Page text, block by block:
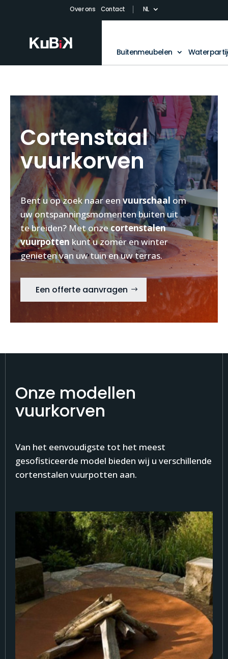
Over ons Contact NL
Buitenmeubelen
Cortenstaal
vuurkorven
Bent u op zoek naar een vuurschaal om
uw ontspanningsmomenten buiten uit
te breiden? Met onzecortenstalen
vuurpotten kunt u zomer en winter
genieten van uw tuin en uw terras.
Een offerte aanvragen
Onze modellen
vuurkorven
Van het eenvoudigste tot het meest
gesofisticeerde model bieden wij u verschillende
cortenstalen vuurpotten aan.